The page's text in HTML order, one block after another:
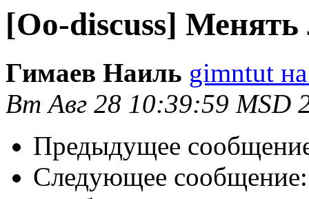
[Oo-discuss]
Гимаев Наиль gimntut
Вт Авг 28 10:39:59 MSD
Предыдущее
Следующее